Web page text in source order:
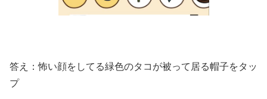
答え：怖い顔をしてる緑色のタコが被って居る帽子をタッ
プ